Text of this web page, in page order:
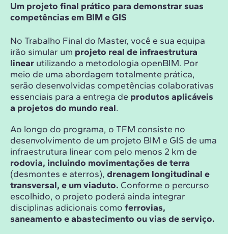
Um projeto final prático para demonstrar suas
competências em BIM e GIS
No Trabalho Final do Master, você e sua equipa
irão simular um projeto real de infraestrutura
linear utilizando a metodologia openBIM. Por
meio de uma abordagem totalmente prática,
serão desenvolvidas competências colaborativas
essenciais para a entrega de produtos aplicáveis
a projetos do mundo real.
Ao longo do programa, o TFM consiste no
desenvolvimento de um projeto BIM e GIS de uma
infraestrutura linear com pelo menos 2 km de
rodovia, incluindo movimentações de terra
(desmontes e aterros), drenagem longitudinal e
transversal, e um viaduto. Conforme o percurso
escolhido, o projeto poderá ainda integrar
disciplinas adicionais como ferrovias,
saneamento e abastecimento ou vias de serviço.